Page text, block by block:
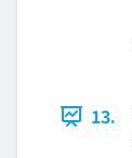
13.